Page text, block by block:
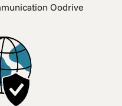
Oodrive